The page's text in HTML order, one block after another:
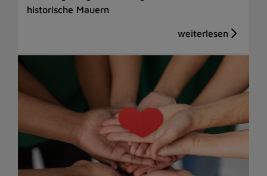
historische Mauern